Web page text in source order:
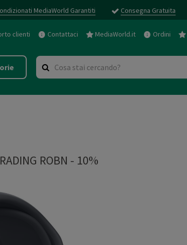
MediaWorld Garantiti Consegna Gratuita
clienti Contattaci MediaWorld.it Ordini
ROBN - 10%